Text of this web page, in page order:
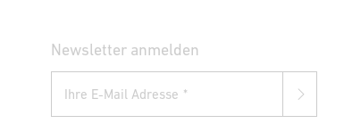
Newsletter anmelden
Ihre E-Mail Adresse